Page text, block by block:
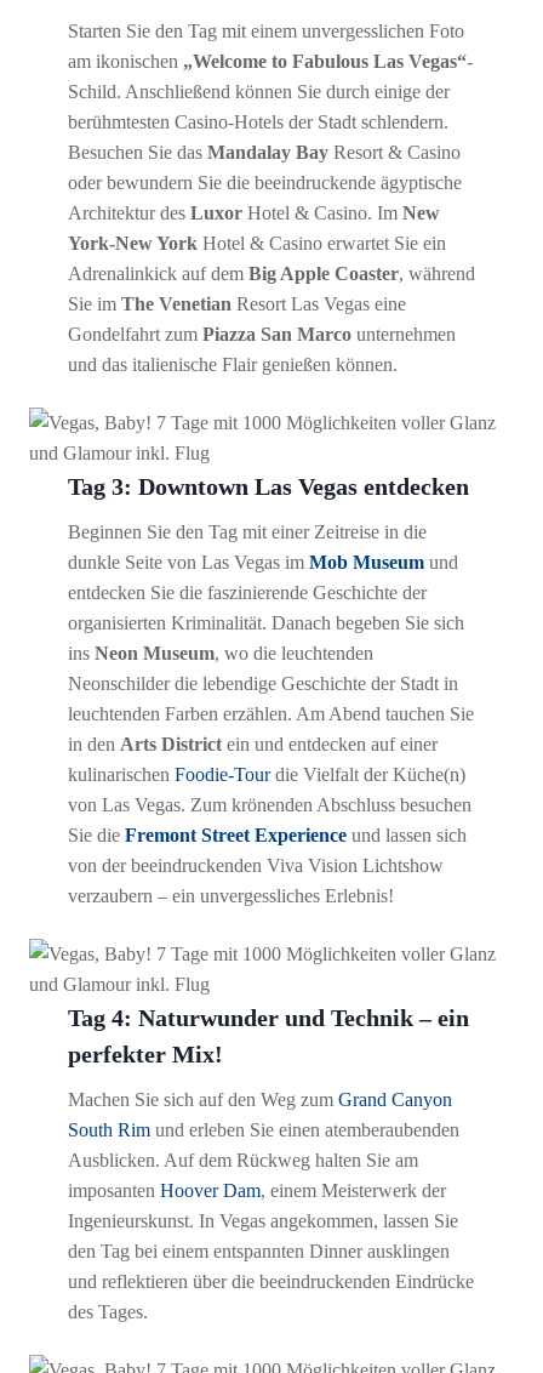
Starten Sie den Tag mit einem unvergesslichen Foto
am ikonischen „Welcome to Fabulous Las Vegas“-
Schild. Anschließend können Sie durch einige der
berühmtesten Casino-Hotels der Stadt schlendern.
Besuchen Sie das Mandalay Bay Resort & Casino
oder bewundern Sie die beeindruckende ägyptische
Architektur des Luxor Hotel & Casino. Im New
York-New York Hotel & Casino erwartet Sie ein
Adrenalinkick auf dem Big Apple Coaster, während
Sie im The Venetian Resort Las Vegas eine
Gondelfahrt zum Piazza San Marco unternehmen
und das italienische Flair genießen können.
Tag 3: Downtown Las Vegas entdecken
Beginnen Sie den Tag mit einer Zeitreise in die
dunkle Seite von Las Vegas im Mob Museum und
entdecken Sie die faszinierende Geschichte der
organisierten Kriminalität. Danach begeben Sie sich
ins Neon Museum, wo die leuchtenden
Neonschilder die lebendige Geschichte der Stadt in
leuchtenden Farben erzählen. Am Abend tauchen Sie
in den Arts District ein und entdecken auf einer
kulinarischen Foodie-Tourdie Vielfalt der Küche(n)
von Las Vegas. Zum krönenden Abschluss besuchen
Sie die Fremont Street Experience und lassen sich
von der beeindruckenden Viva Vision Lichtshow
verzaubern – ein unvergessliches Erlebnis!
Tag 4: Naturwunder und Technik – ein
perfekter Mix!
Machen Sie sich auf den Weg zum Grand Canyon
South Rim und erleben Sie einen atemberaubenden
Ausblicken. Auf dem Rückweg halten Sie am
imposanten Hoover Dam, einem Meisterwerk der
Ingenieurskunst. In Vegas angekommen, lassen Sie
den Tag bei einem entspannten Dinner ausklingen
und reflektieren über die beeindruckenden Eindrücke
des Tages.